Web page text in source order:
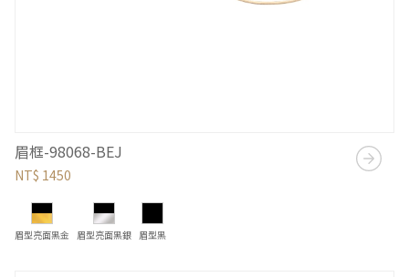
眉框-98068-BEJ
NT$ 1450
眉型亮面黑金 眉型亮面黑銀 眉型黑